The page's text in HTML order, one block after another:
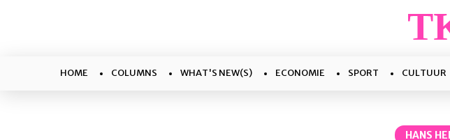
HOME COLUMNS WHAT'S NEW(S) ECONOMIE SPORT CULTUUR
HANS